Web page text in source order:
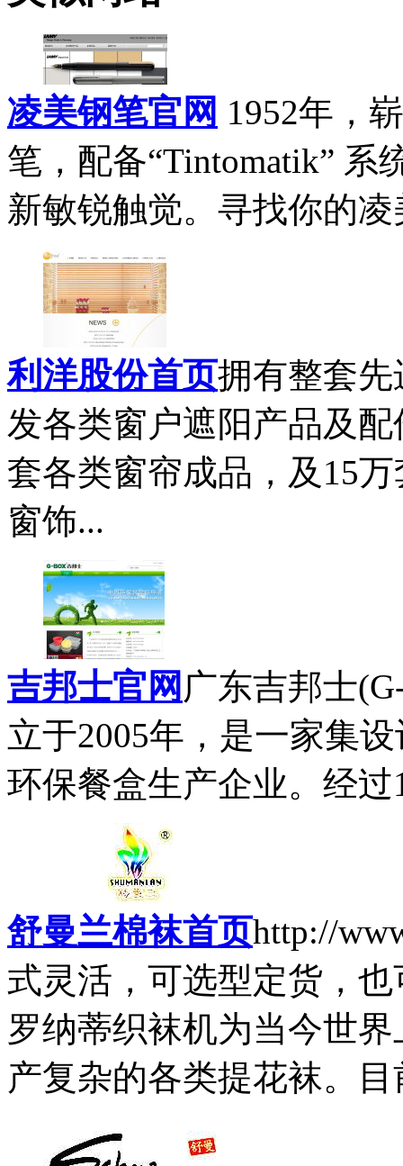
凌美钢笔官网 1952年，
笔，配备“Tintomatik”
新敏锐触觉。寻找你的凌
利洋股份首页拥有整套
发各类窗户遮阳产品及
套各类窗帘成品，及15
窗饰...
吉邦士官网 广东吉邦士
立于2005年，是一家集
环保餐盒生产企业。经
舒曼兰棉袜首页http://
式灵活，可选型定货，
罗纳蒂织袜机为当今世
产复杂的各类提花袜。目